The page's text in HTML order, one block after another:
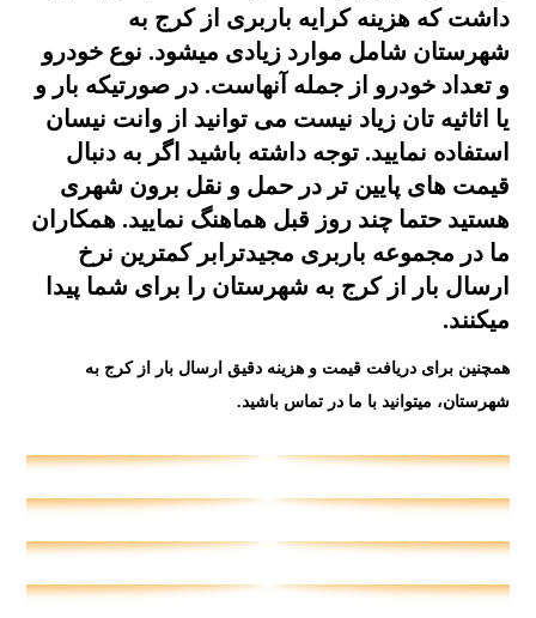
داشت که هزینه کرایه باربری از کرج به
شهرستان شامل موارد زیادی میشود. نوع خودرو
و تعداد خودرو از جمله آنهاست. در صورتیکه بار و
یا اثاثیه تان زیاد نیست می توانید از وانت نیسان
استفاده نمایید. توجه داشته باشید اگر به دنبال
قیمت های پایین تر در حمل و نقل برون شهری
هستید حتما چند روز قبل هماهنگ نمایید. همکاران
ما در مجموعه باربری مجیدترابر کمترین نرخ
ارسال بار از کرج به شهرستان را برای شما پیدا
میکنند.
همچنین برای دریافت قیمت و هزینه دقیق ارسال بار از کرج به
شهرستان، میتوانید با ما درتماس باشید.